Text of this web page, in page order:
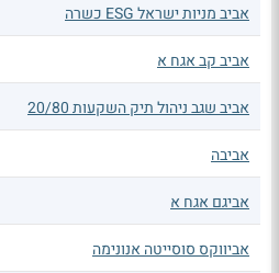
אביב מניות ישראל ESG כשרה
אביב קב אגח א
אביב שגב ניהול תיק השקעות 20/80
אביבה
אביגם אגח א
אביווקס סוסייטה אנונימה